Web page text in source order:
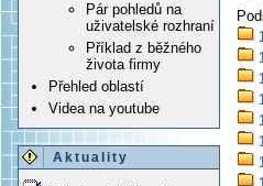
Pár pohledů na
uživatelské rozhraní
Příklad z běžného
života firmy
Přehled oblastí
Videa na youtube
Aktuality